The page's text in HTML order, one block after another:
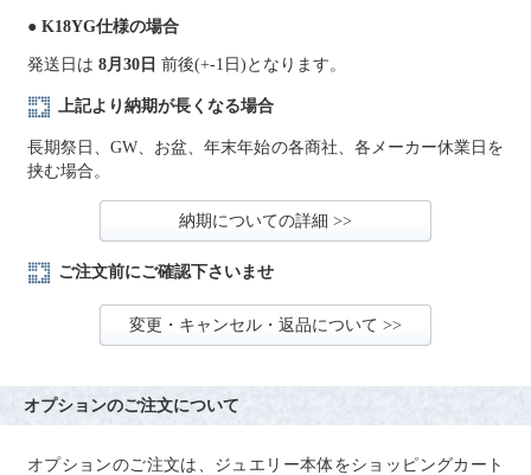
● K18YG仕様の場合
発送日は 8月30日 前後(+-1日)となります。
上記より納期が長くなる場合
長期祭日、GW、お盆、年末年始の各商社、各メーカー休業日を
挟む場合。
納期についての詳細 >>
ご注文前にご確認下さいませ
変更・キャンセル・返品について >>
オプションのご注文について
オプションのご注文は、ジュエリー本体をショッピングカート